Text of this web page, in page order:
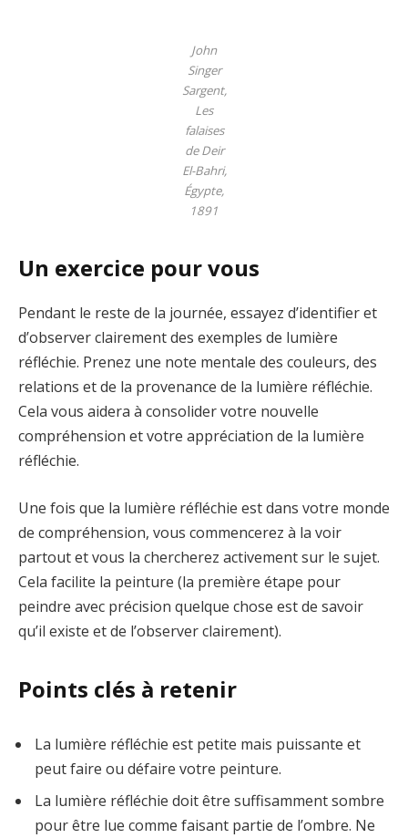
John
Singer
Sargent,
Les
falaises
de Deir
El-Bahri,
Égypte,
1891
Un exercice pour vous
Pendant le reste de la journée, essayez d’identifier et
d’observer clairement des exemples de lumière
réfléchie. Prenez une note mentale des couleurs, des
relations et de la provenance de la lumière réfléchie.
Cela vous aidera à consolider votre nouvelle
compréhension et votre appréciation de la lumière
réfléchie.
Une fois que la lumière réfléchie est dans votre monde
de compréhension, vous commencerez à la voir
partout et vous la chercherez activement sur le sujet.
Cela facilite la peinture (la première étape pour
peindre avec précision quelque chose est de savoir
qu’il existe et de l’observer clairement).
Points clés à retenir
La lumière réfléchie est petite mais puissante et
peut faire ou défaire votre peinture.
La lumière réfléchie doit être suffisamment sombre
pour être lue comme faisant partie de l’ombre. Ne